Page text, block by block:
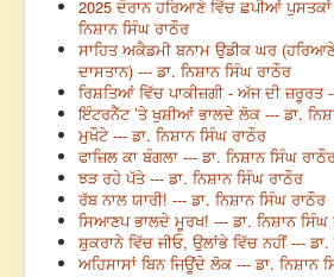
2025 ਦੌਰਾਨ ਹਰਿਆਣੇ ਵਿੱਚ ਛਪੀਆਂ ਪੁਸਤਕਾਂ
ਨਿਸ਼ਾਨ ਸਿੰਘ ਰਾਠੌਰ
ਸਾਹਿਤ ਅਕੈਡਮੀ ਬਨਾਮ ਉਡੀਕ ਘਰ
ਦਾਸਤਾਨ) --- ਡਾ. ਨਿਸ਼ਾਨ ਸਿੰਘ ਰਾਠੌਰ
ਰਿਸ਼ਤਿਆਂ ਵਿੱਚ ਪਾਕੀਜ਼ਗੀ - ਅੱਜ ਦੀ ਜ਼ਰੂਰਤ
ਇੰਟਰਨੈੱਟ ’ਤੇ ਖੁਸ਼ੀਆਂ ਭਾਲਦੇ ਲੋਕ --- ਡਾ.
ਮੁਖੌਟੇ --- ਡਾ. ਨਿਸ਼ਾਨ ਸਿੰਘ ਰਾਠੌਰ
ਫਾਜ਼ਿਲ ਕਾ ਬੰਗਲਾ --- ਡਾ. ਨਿਸ਼ਾਨ ਸਿੰਘ
ਝੜ ਰਹੇ ਪੱਤੇ --- ਡਾ. ਨਿਸ਼ਾਨ ਸਿੰਘ ਰਾਠੌਰ
ਰੱਬ ਨਾਲ ਯਾਰੀ! --- ਡਾ. ਨਿਸ਼ਾਨ ਸਿੰਘ ਰਾਠੌਰ
ਸਿਆਣਪ ਭਾਲਦੇ ਮੂਰਖ! --- ਡਾ. ਨਿਸ਼ਾਨ ਸਿੰਘ
ਸ਼ੁਕਰਾਨੇ ਵਿੱਚ ਜੀਓ, ਉਲਾਂਭੇ ਵਿੱਚ ਨਹੀਂ ---
ਅਹਿਸਾਸਾਂ ਬਿਨ ਜਿਊਂਦੇ ਲੋਕ --- ਡਾ. ਨਿਸ਼ਾਨ